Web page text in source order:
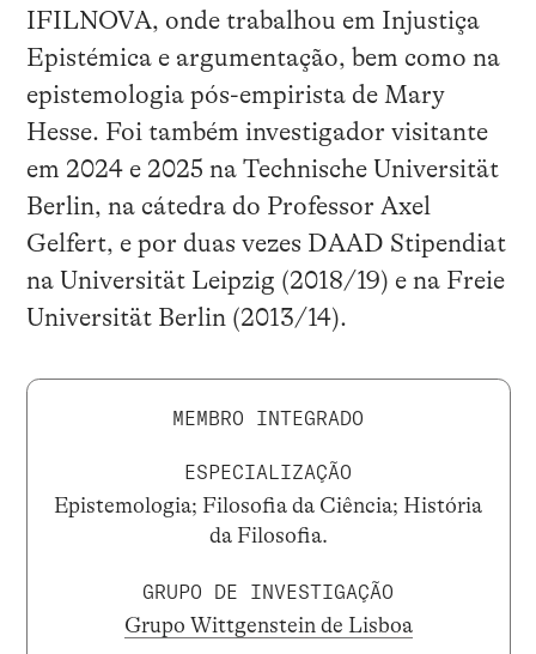
IFILNOVA, onde trabalhou em Injustiça
Epistémica e argumentação, bem como na
epistemologia pós-empirista de Mary
Hesse. Foi também investigador visitante
em 2024 e 2025 na Technische Universität
Berlin, na cátedra do Professor Axel
Gelfert, e por duas vezes DAAD Stipendiat
na Universität Leipzig (2018/19) e na Freie
Universität Berlin (2013/14).
MEMBRO INTEGRADO
ESPECIALIZAÇÃO
Epistemologia; Filosofia da Ciência; História
da Filosofia.
GRUPO DE INVESTIGAÇÃO
Grupo Wittgenstein de Lisboa